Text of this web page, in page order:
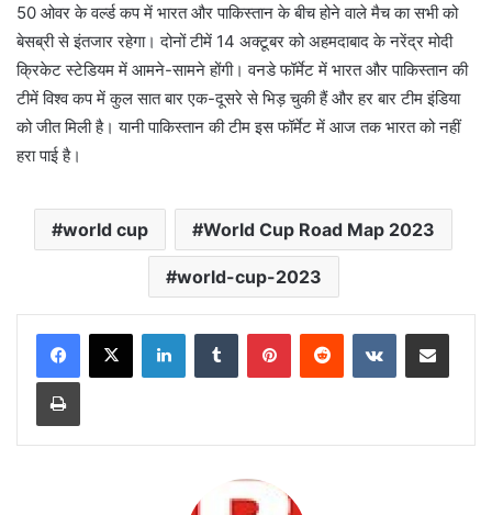
50 ओवर के वर्ल्ड कप में भारत और पाकिस्तान के बीच होने वाले मैच का सभी को
बेसब्री से इंतजार रहेगा। दोनों टीमें 14 अक्टूबर को अहमदाबाद के नरेंद्र मोदी
क्रिकेट स्टेडियम में आमने-सामने होंगी। वनडे फॉर्मेट में भारत और पाकिस्तान की
टीमें विश्व कप में कुल सात बार एक-दूसरे से भिड़ चुकी हैं और हर बार टीम इंडिया
को जीत मिली है। यानी पाकिस्तान की टीम इस फॉर्मेट में आज तक भारत को नहीं
हरा पाई है।
world cup World Cup Road Map 2023
world-cup-2023
LinkedInTumblr PinterestReddit VKontakteShare via Email
Print